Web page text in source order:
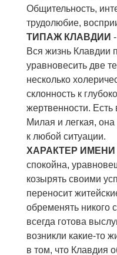
Общительность,
трудолюбие,
ТИПАЖ КЛАВДИИ
Вся жизнь Клавдии
уравновесить две
несколько
склонность к
жертвенности. Есть
Милая и легкая,
к любой ситуации.
ХАРАКТЕР ИМЕНИ
спокойна,
козырять своими
переносит
обременять никого
всегда готова
возникли какие-то
в том, что Клавдия